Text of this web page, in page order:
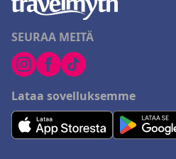
SEURAA MEITÄ
Lataa sovelluksemme